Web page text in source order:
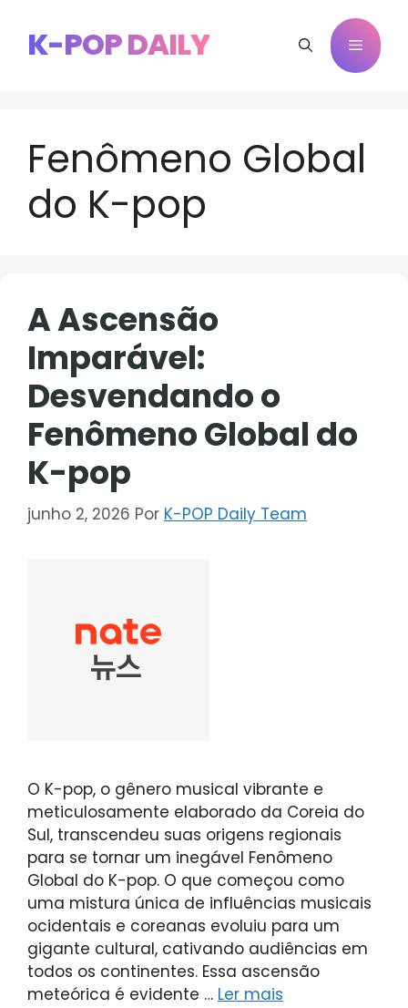
paraK-POP DAILY Menu
Fenômeno Global
do K-pop
A Ascensão
Imparável:
Desvendando o
Fenômeno Global do
K-pop
junho 2, 2026 Por K-POP Daily Team
O K-pop, o gênero musical vibrante e
meticulosamente elaborado da Coreia do
Sul, transcendeu suas origens regionais
para se tornar um inegável Fenômeno
Global do K-pop. O que começou como
uma mistura única de influências musicais
ocidentais e coreanas evoluiu para um
gigante cultural, cativando audiências em
todos os continentes. Essa ascensão
meteórica é evidente … Ler mais